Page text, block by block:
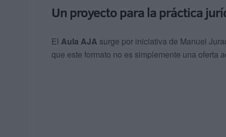
Un proyecto para la práctica
El Aula AJA surge por iniciativa de Manuel
que este formato no es simplemente una oferta